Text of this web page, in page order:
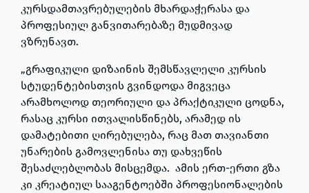
კურსდამთავრებულების მხარდაჭერასა და
პროფესიულ განვითარებაზე მუდმივად
ვზრუნავთ.
„გრაფიკული დიზაინის შემსწავლელი კურსის
სტუდენტებისთვის გვინდოდა მიგვეცა
არამხოლოდ თეორიული და პრაქტიკული ცოდნა,
რასაც კურსი ითვალისწინებს, არამედ ის
დამატებითი ღირებულება, რაც მათ თავიანთი
უნარების გამოვლენისა თუ დახვეწის
შესაძლებლობას მისცემდა. ამის ერთ-ერთი გზა
კი კრეატიულ სააგენტოებში პროფესიონალების